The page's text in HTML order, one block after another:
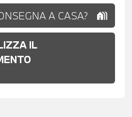
A CASA? holiday_village
IL